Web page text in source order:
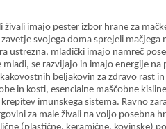
živali imajo pester izbor hrane za
svojega doma sprejeli mačjega
ustrezna, mladički imajo namreč
mladi, se razvijajo in imajo energije na
beljakovin za zdravo rast
in kosti, esencialne maščobne
imunskega sistema. Ravno
za male živali na voljo posebna
(plastične, keramične, kovinske)